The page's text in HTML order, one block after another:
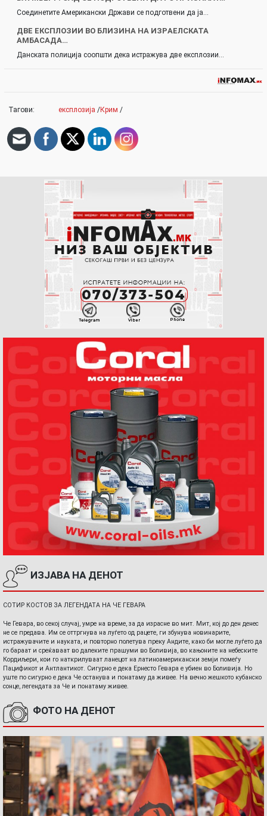
Соединетите Американски Држави се подготвени да ја…
ДВЕ ЕКCПЛОЗИИ ВО БЛИЗИНА НА ИЗPАЕЛCКАТА
АМБАСАДА…
Данската полиција соопшти дека истражува две експлозии…
Тагови: експлозија /Крим /
ИЗЈАВА НА ДЕНОТ
СОТИР КОСТОВ ЗА ЛЕГЕНДАТА НА ЧЕ ГЕВАРА
Че Гевара, во секој случај, умре на време, за да израсне во мит. Мит, кој до ден денес
не се предава. Им се оттргнува на луѓето од рацете, ги збунува новинарите,
истражувачите и науката, и повторно полетува преку Андите, како би могле луѓето да
го бараат и среќаваат во далеките прашуми во Боливија, во кањоните на небеските
Кордиљери, кои го наткрилуваат ланецот на латиноамерикански земји помеѓу
Пацификот и Антлантикот. Сигурно е дека Ернесто Гевара е убиен во Боливија. Но
уште по сигурно е дека Че останува и понатаму да живее. На вечно жешкото кубанско
сонце, легендата за Че и понатаму живее.
ФОТО НА ДЕНОТ